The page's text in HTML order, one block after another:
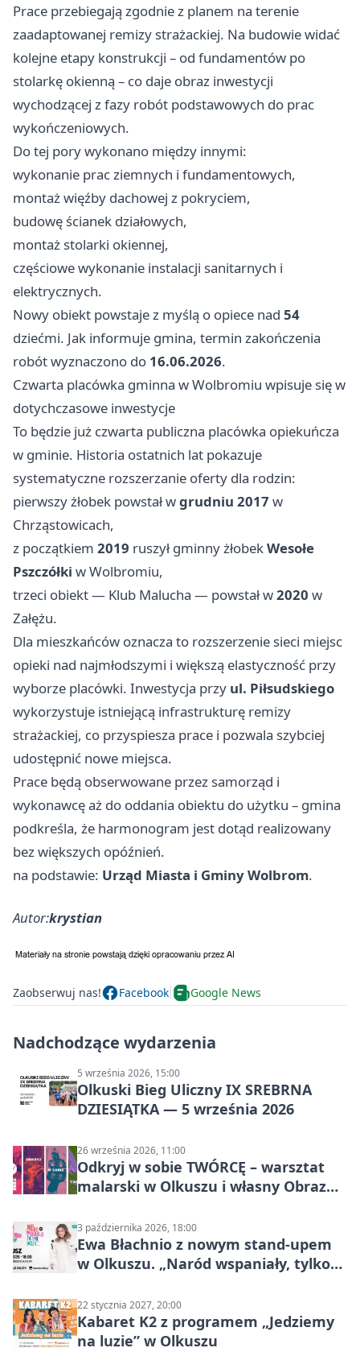
Prace przebiegają zgodnie z planem na terenie
zaadaptowanej remizy strażackiej. Na budowie widać
kolejne etapy konstrukcji – od fundamentów po
stolarkę okienną – co daje obraz inwestycji
wychodzącej z fazy robót podstawowych do prac
wykończeniowych.
Do tej pory wykonano między innymi:
wykonanie prac ziemnych i fundamentowych,
montaż więźby dachowej z pokryciem,
budowę ścianek działowych,
montaż stolarki okiennej,
częściowe wykonanie instalacji sanitarnych i
elektrycznych.
Nowy obiekt powstaje z myślą o opiece nad 54
dziećmi. Jak informuje gmina, termin zakończenia
robót wyznaczono do 16.06.2026.
Czwarta placówka gminna w Wolbromiu wpisuje się w
dotychczasowe inwestycje
To będzie już czwarta publiczna placówka opiekuńcza
w gminie. Historia ostatnich lat pokazuje
systematyczne rozszerzanie oferty dla rodzin:
pierwszy żłobek powstał wgrudniu 2017 w
Chrząstowicach,
z początkiem 2019 ruszył gminny żłobekWesołe
Pszczółki w Wolbromiu,
trzeci obiekt — Klub Malucha — powstał w2020 w
Załężu.
Dla mieszkańców oznacza to rozszerzenie sieci miejsc
opieki nad najmłodszymi i większą elastyczność przy
wyborze placówki. Inwestycja przy ul. Piłsudskiego
wykorzystuje istniejącą infrastrukturę remizy
strażackiej, co przyspiesza prace i pozwala szybciej
udostępnić nowe miejsca.
Prace będą obserwowane przez samorząd i
wykonawcę aż do oddania obiektu do użytku – gmina
podkreśla, że harmonogram jest dotąd realizowany
bez większych opóźnień.
na podstawie: Urząd Miasta i Gminy Wolbrom.
Autor:krystian
Zaobserwuj nas! Facebook Google News
Nadchodzące wydarzenia
5 września 2026, 15:00
Olkuski Bieg Uliczny IX SREBRNA
DZIESIĄTKA — 5 września 2026
26 września 2026, 11:00
Odkryj w sobie TWÓRCĘ – warsztat
malarski w Olkuszu i własny Obraz
3 października 2026, 18:00
Ewa Błachnio z nowym stand-upem
w Olkuszu. „Naród wspaniały, tylko
22 stycznia 2027, 20:00
Kabaret K2 z programem „Jedziemy
na luzie” w Olkuszu